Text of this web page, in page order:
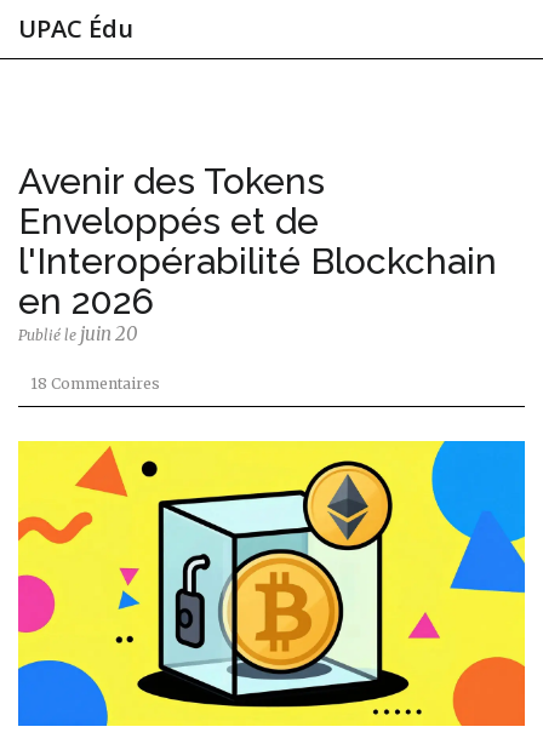
UPAC Édu
Avenir des Tokens
Enveloppés et de
l'Interopérabilité Blockchain
en 2026
Publié le juin 20
18 Commentaires